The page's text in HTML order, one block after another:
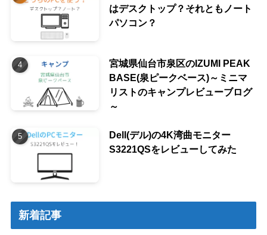
はデスクトップ？それともノート
パソコン？
宮城県仙台市泉区のIZUMI PEAK
BASE(泉ピークベース)～ミニマ
リストのキャンプレビューブログ
～
Dell(デル)の4K湾曲モニター
S3221QSをレビューしてみた
新着記事